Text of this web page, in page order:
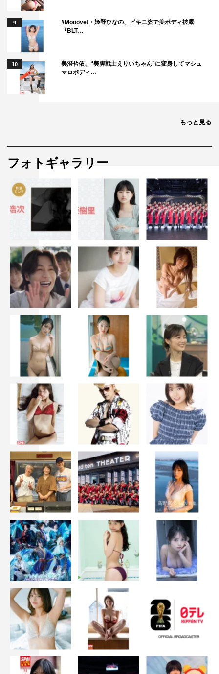
9
#Mooove!・姫野ひなの、ビキニ姿で美ボディ披露
『BLT…
10
美澄衿依、“美脚戦士えりいちゃん”に変身してマシュ
マロボディ…
もっと見る
フォトギャラリー